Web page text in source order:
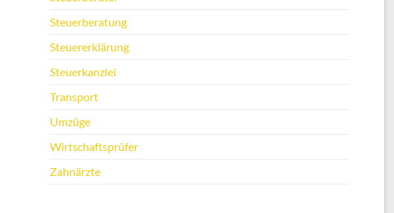
Steuerberatung
Steuererklärung
Steuerkanzlei
Transport
Umzüge
Wirtschaftsprüfer
Zahnärzte